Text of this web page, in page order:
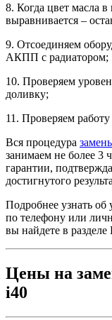
8. Когда цвет масла
выравнивается –
9. Отсоединяем
АКПП с радиатором;
10. Проверяем
доливку;
11. Проверяем
Вся процедура
занимаем не более 3
гарантии,
достигнутого
Подробнее узнать об
по телефону или
вы найдете в
Цены на
i40